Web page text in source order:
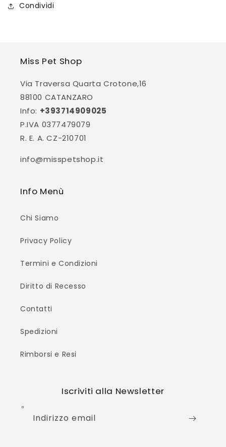
Condividi
Miss Pet Shop
Via Traversa Quarta Crotone,16
88100 CATANZARO
Info: +393714909025
P.IVA 0377479079
R. E. A. CZ-210701
info@misspetshop.it
Info Menù
Chi Siamo
Privacy Policy
Termini e Condizioni
Diritto di Recesso
Contatti
Spedizioni
Rimborsi e Resi
Iscriviti alla Newsletter
Indirizzo email